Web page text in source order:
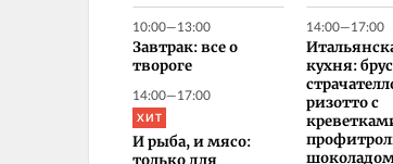
10:00—13:00
Завтрак: все о
твороге
14:00—17:00
ХИТ
И рыба, и мясо:
14:00—17:00
кухня:
ризотто с